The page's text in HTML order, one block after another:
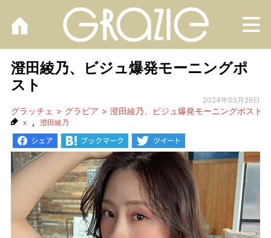
澄田綾乃、ビジュ爆発モーニングポ
スト
2024年05月26日
グラッチェ グラビア 澄田綾乃、ビジュ爆発モーニングポスト
x , 澄田綾乃